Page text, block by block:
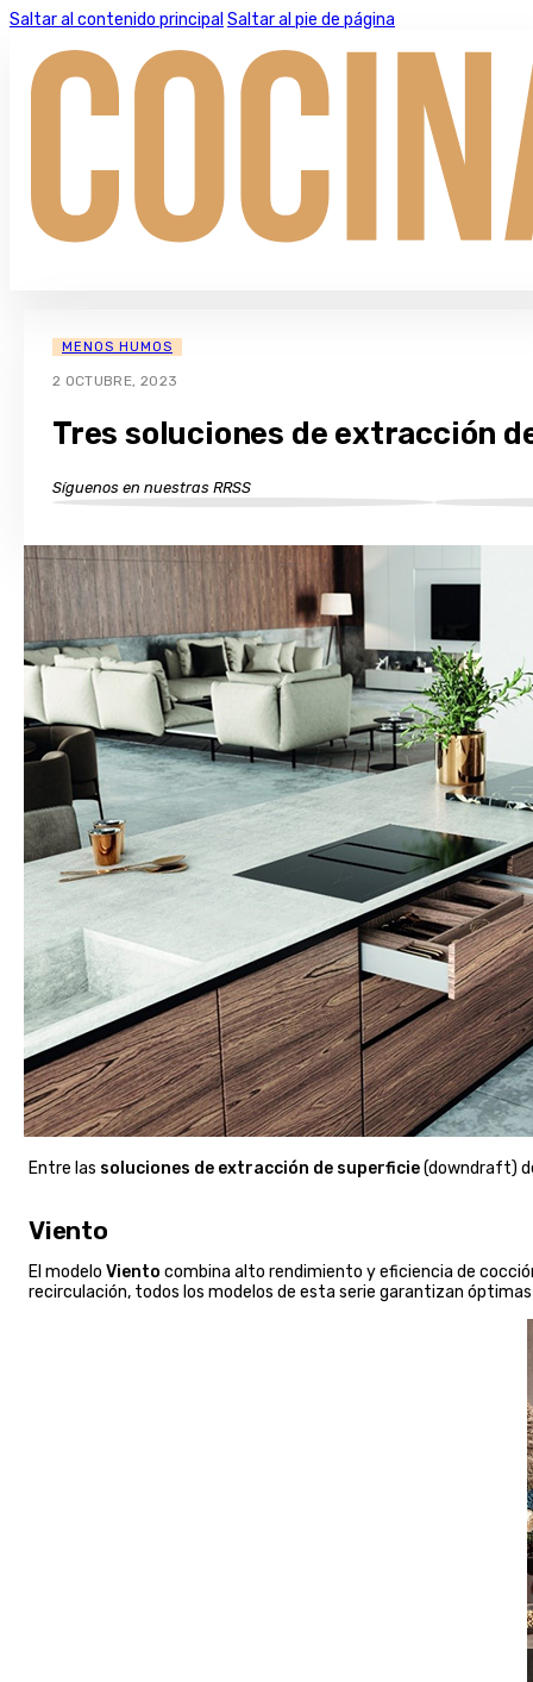
Saltar al contenido principal Saltar al pie de página
MENOS HUMOS
2 OCTUBRE, 2023
Tres soluciones de extracción
Síguenos en nuestras RRSS
Entre las soluciones de extracción de superficie(downdraft)
Viento
El modelo Viento combina alto rendimiento y eficiencia de
recirculación, todos los modelos de esta serie garantizan